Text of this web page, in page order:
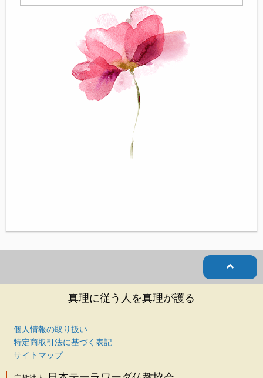
真理に従う人を真理が護る
個人情報の取り扱い
特定商取引法に基づく表記
サイトマップ